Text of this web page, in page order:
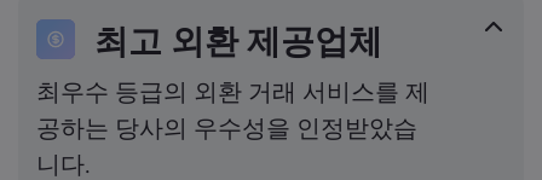
최고 외환 제공업체
최우수 등급의 외환 거래 서비스를 제
공하는 당사의 우수성을 인정받았습
니다.